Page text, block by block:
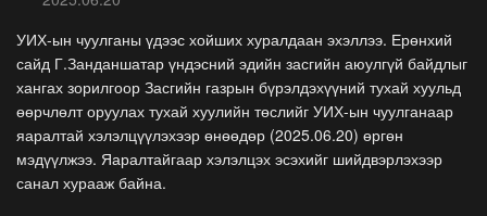
УИХ-ын чуулганы үдээс хойших хуралдаан эхэллээ. Ерөнхий
сайд Г.Занданшатар үндэсний эдийн засгийн аюулгүй байдлыг
хангах зорилгоор Засгийн газрын бүрэлдэхүүний тухай хуульд
өөрчлөлт оруулах тухай хуулийн төслийг УИХ-ын чуулганаар
яаралтай хэлэлцүүлэхээр өнөөдөр (2025.06.20) өргөн
мэдүүлжээ. Яаралтайгаар хэлэлцэх эсэхийг шийдвэрлэхээр
санал хурааж байна.